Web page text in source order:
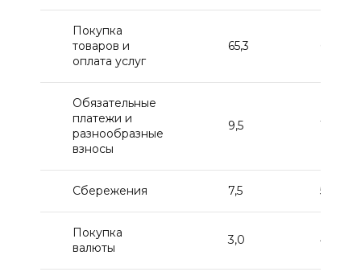
Покупка
товаров и
оплата услуг
65,3
Обязательные
платежи и
разнообразные
взносы
9,5 10,7
Сбережения 7,5 5,2
Покупка
валюты
3,0 4,2